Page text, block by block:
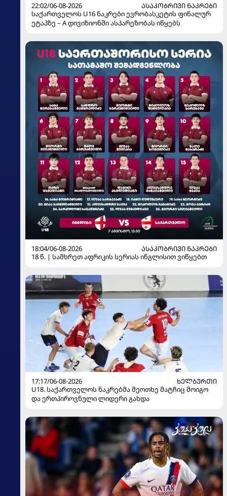
22:02/06-08-2026
ᲐᲡᲐᲙᲝᲑᲠᲘᲕᲘ ᲜᲐᲙᲠᲔᲑᲘ
საქართველოს U16 ნაკრები ევრობასკეტის ფინალურ
ეტაპზე – A დივიზიონში ასპარეზობას იწყებს
18:04/06-08-2026
ᲐᲡᲐᲙᲝᲑᲠᲘᲕᲘ ᲜᲐᲙᲠᲔᲑᲘ
18 წ. | სამხრეთ აფრიკის სერიას ინგლისით ვიწყებთ
17:17/06-08-2026
ᲮᲔᲚᲑᲣᲠᲗᲘ
U18. საქართველოს ნაკრებმა მეოთხე მატჩიც მოიგო
და ერთპიროვნული ლიდერი გახდა